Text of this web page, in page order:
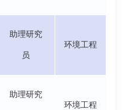
助理研究
员
环境工程
助理研究
环境工程